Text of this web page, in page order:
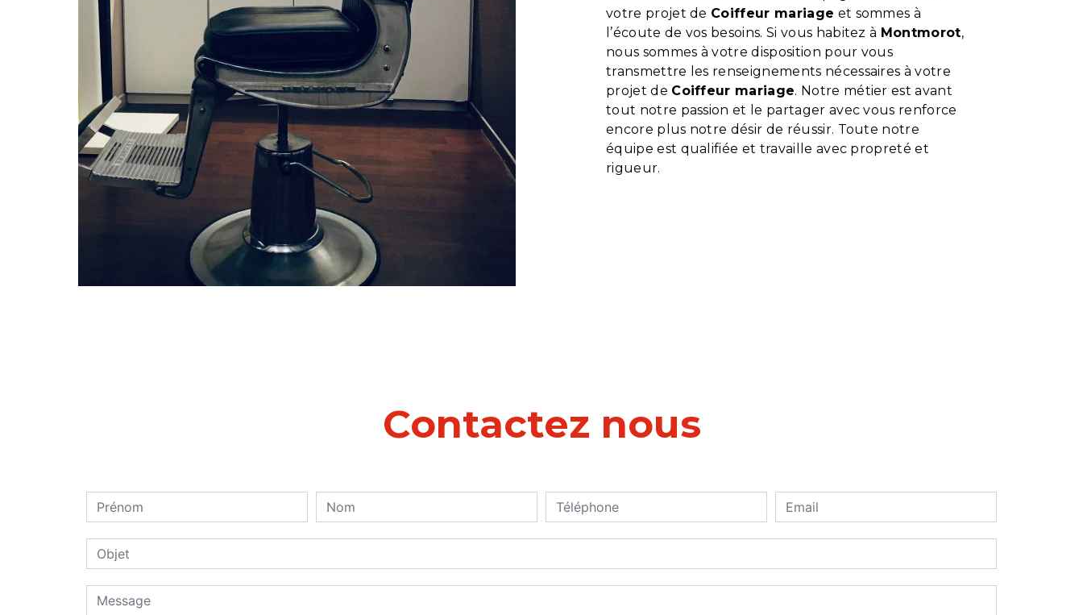
votre projet de Coiffeur mariage et sommes à
l’écoute de vos besoins. Si vous habitez à Montmorot,
nous sommes à votre disposition pour vous
transmettre les renseignements nécessaires à votre
projet de Coiffeur mariage. Notre métier est avant
tout notre passion et le partager avec vous renforce
encore plus notre désir de réussir. Toute notre
équipe est qualifiée et travaille avec propreté et
rigueur.
Contactez nous